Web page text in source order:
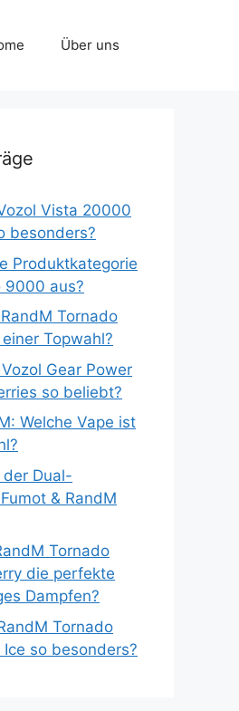
Über uns
Vista 20000
besonders?
Produktkategorie
9000 aus?
Tornado
Topwahl?
Gear Power
so beliebt?
Welche Vape ist
Dual-
& RandM
Tornado
die perfekte
Dampfen?
Tornado
so besonders?